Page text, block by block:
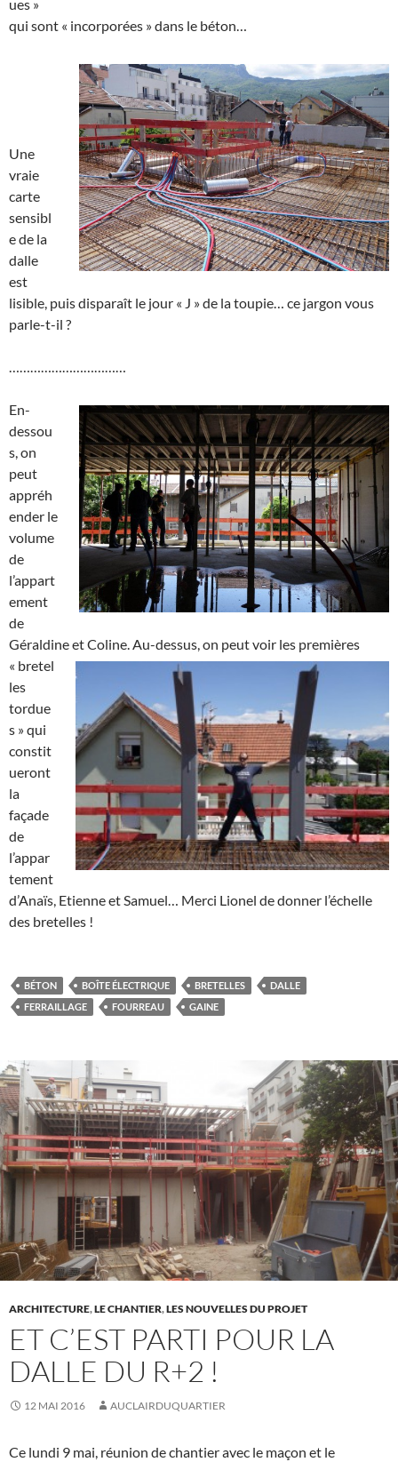
ues »
qui sont « incorporées » dans le béton…
Une
vraie
carte
sensibl
e de la
dalle
est
lisible, puis disparaît le jour « J » de la toupie… ce jargon vous
parle-t-il ?
……………………………
En-
dessou
s, on
peut
appréh
ender le
volume
de
l’appart
ement
de
Géraldine et Coline.Au-dessus, on peut voir les premières
« bretel
les
tordue
s » qui
constit
ueront
la
façade
de
l’appar
tement
d’Anaïs, Etienne et Samuel… Merci Lionel de donner l’échelle
des bretelles !
BÉTON BOÎTE ÉLECTRIQUE BRETELLES
DALLE
FERRAILLAGE
FOURREAU GAINE
ARCHITECTURE,LE CHANTIER,LES NOUVELLES DU PROJET
ET C’EST PARTI POUR LA
DALLE DU R+2 !
12 MAI 2016 AUCLAIRDUQUARTIER
Ce lundi 9 mai, réunion de chantier avec le maçon et le